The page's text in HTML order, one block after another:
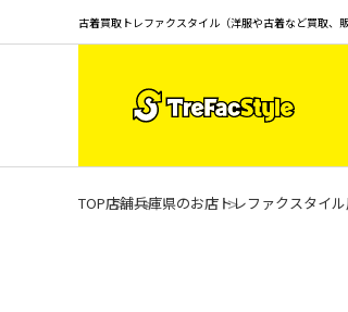
古着買取トレファクスタイル（洋服や古着など買取、
TOP店舗兵庫県のお店 トレファクスタイ